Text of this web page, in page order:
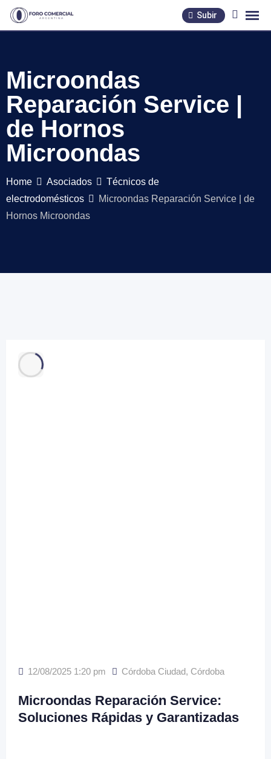
Skip
Subir
Microondas
Reparación Service |
de Hornos
Microondas
Home Asociados
Técnicos de
electrodomésticos
Microondas Reparación Service | de
Hornos Microondas
12/08/2025 1:20 pm Córdoba Ciudad, Córdoba
Microondas Reparación Service:
Soluciones Rápidas y Garantizadas